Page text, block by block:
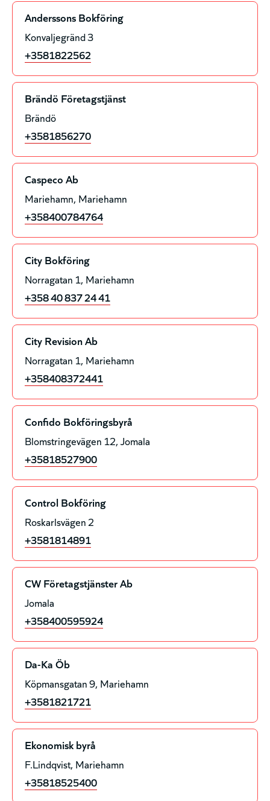
Anderssons Bokföring
Konvaljegränd 3
+3581822562
Brändö Företagstjänst
Brändö
+3581856270
Caspeco Ab
Mariehamn Mariehamn
+358400784764
City Bokföring
Norragatan 1 Mariehamn
+358 40 837 24 41
City Revision Ab
Norragatan 1 Mariehamn
+358408372441
Confido Bokföringsbyrå
Blomstringevägen 12 Jomala
+35818527900
Control Bokföring
Roskarlsvägen 2
+3581814891
CW Företagstjänster Ab
Jomala
+358400595924
Da-Ka Öb
Köpmansgatan 9 Mariehamn
+3581821721
Ekonomisk byrå
F.Lindqvist Mariehamn
+35818525400